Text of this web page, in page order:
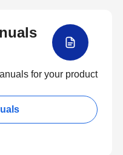
for your product.